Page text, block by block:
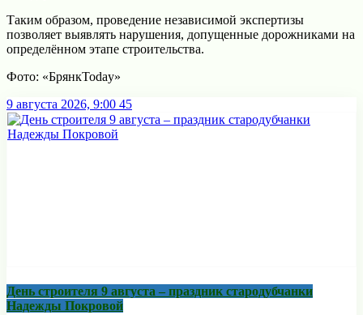
Таким образом, проведение независимой экспертизы
позволяет выявлять нарушения, допущенные дорожниками на
определённом этапе строительства.
Фото: «БрянкToday»
9 августа 2026, 9:00 45
День строителя 9 августа – праздник стародубчанки
Надежды Покровой